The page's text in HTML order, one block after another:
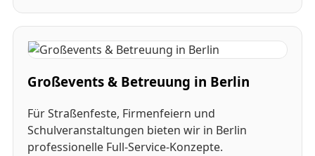
Großevents & Betreuung in Berlin
Für Straßenfeste, Firmenfeiern und
Schulveranstaltungen bieten wir in Berlin
professionelle Full-Service-Konzepte.